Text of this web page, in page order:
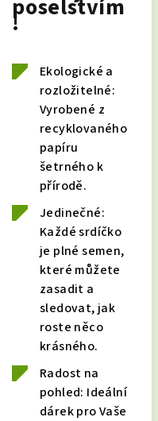
poselstvím
!
Ekologické a
rozložitelné:
Vyrobené z
recyklovaného
papíru
šetrného k
přírodě.
Jedinečné:
Každé srdíčko
je plné semen,
které můžete
zasadit a
sledovat, jak
roste něco
krásného.
Radost na
pohled: Ideální
dárek pro Vaše